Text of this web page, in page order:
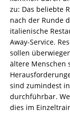
zu: Das beliebte
nach der Runde
italienische
Away-Service.
sollen
ältere Menschen
sind zumindest
durchführbar.
dies im